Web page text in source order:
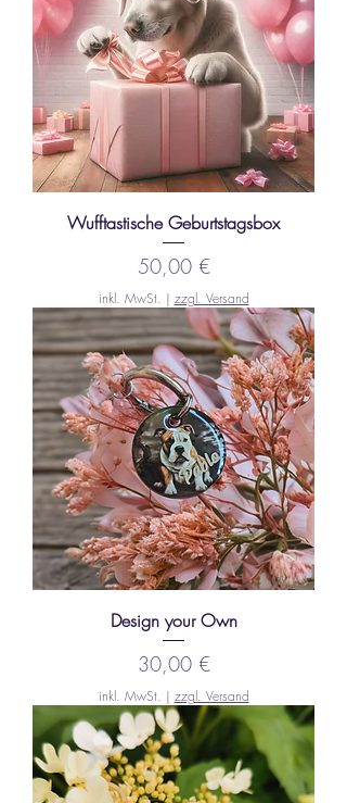
Wufftastische Geburtstagsbox
Preis
50,00 €
inkl. MwSt. | zzgl. Versand
Design your Own
Preis
30,00 €
inkl. MwSt. | zzgl. Versand